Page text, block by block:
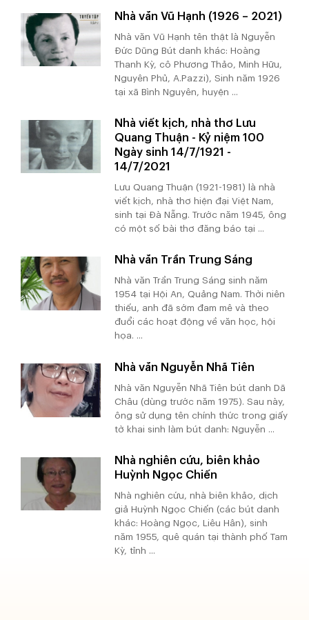
Nhà văn Vũ Hạnh (1926 – 2021)
Nhà văn Vũ Hạnh tên thật là Nguyễn
Đức Dũng Bút danh khác: Hoàng
Thanh Kỳ, cô Phương Thảo, Minh Hữu,
Nguyên Phủ, A.Pazzi), Sinh năm 1926
tại xã Bình Nguyên, huyện ...
Nhà viết kịch, nhà thơ Lưu
Quang Thuận - Kỷ niệm 100
Ngày sinh 14/7/1921 -
14/7/2021
Lưu Quang Thuận (1921-1981) là nhà
viết kịch, nhà thơ hiện đại Việt Nam,
sinh tại Đà Nẵng. Trước năm 1945, ông
có một số bài thơ đăng báo tại ...
Nhà văn Trần Trung Sáng
Nhà văn Trần Trung Sáng sinh năm
1954 tại Hội An, Quảng Nam. Thời niên
thiếu, anh đã sớm đam mê và theo
đuổi các hoạt động về văn học, hội
họa. ...
Nhà văn Nguyễn Nhã Tiên
Nhà văn Nguyễn Nhã Tiên bút danh Dã
Châu (dùng trước năm 1975). Sau này,
ông sử dụng tên chính thức trong giấy
tờ khai sinh làm bút danh: Nguyễn ...
Nhà nghiên cứu, biên khảo
Huỳnh Ngọc Chiến
Nhà nghiên cứu, nhà biên khảo, dịch
giả Huỳnh Ngọc Chiến (các bút danh
khác: Hoàng Ngọc, Liêu Hân), sinh
năm 1955, quê quán tại thành phố Tam
Kỳ, tỉnh ...